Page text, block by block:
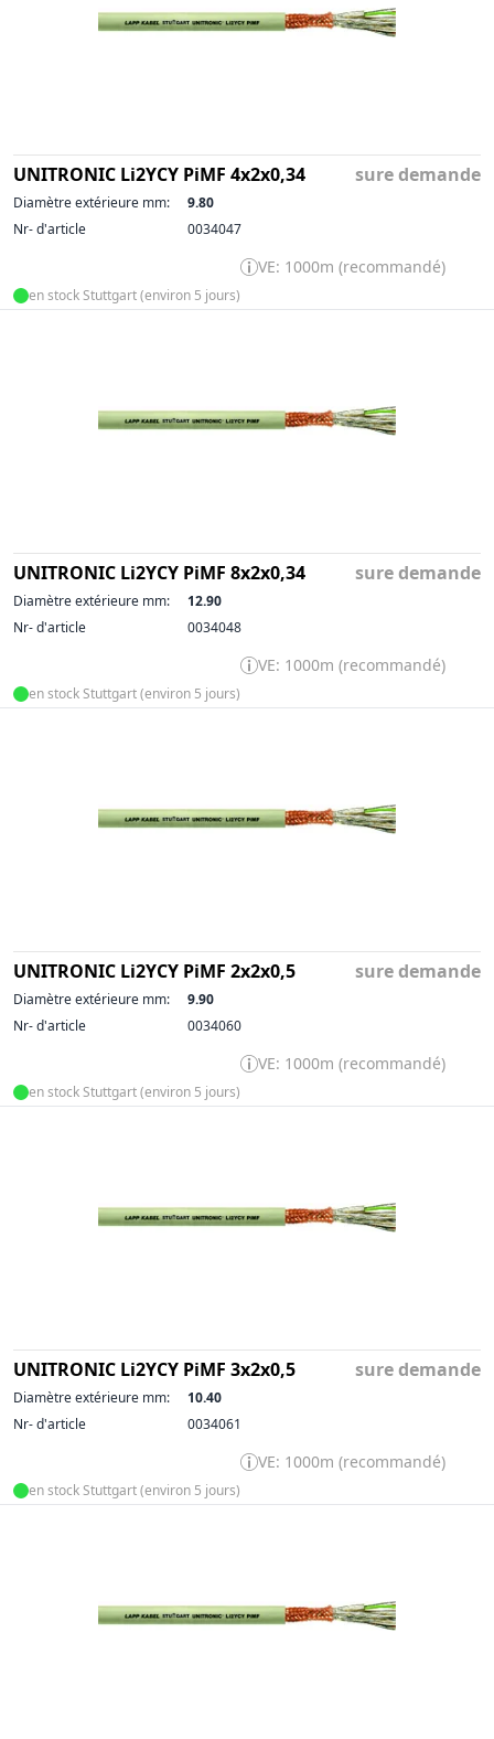
UNITRONIC Li2YCY PiMF 4x2x0,34 sure demande
Diamètre extérieure mm:
9.80
Nr- d'article
0034047
VE: 1000m (recommandé)
en stock Stuttgart (environ 5 jours)
UNITRONIC Li2YCY PiMF 8x2x0,34 sure demande
Diamètre extérieure mm:
12.90
Nr- d'article
0034048
VE: 1000m (recommandé)
en stock Stuttgart (environ 5 jours)
UNITRONIC Li2YCY PiMF 2x2x0,5 sure demande
Diamètre extérieure mm:
9.90
Nr- d'article
0034060
VE: 1000m (recommandé)
en stock Stuttgart (environ 5 jours)
UNITRONIC Li2YCY PiMF 3x2x0,5 sure demande
Diamètre extérieure mm:
10.40
Nr- d'article
0034061
VE: 1000m (recommandé)
en stock Stuttgart (environ 5 jours)